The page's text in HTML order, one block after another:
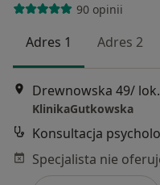
90 opinii
Adres 1 Adres 2
Drewnowska 49/
KlinikaGutkowska
Konsultacja